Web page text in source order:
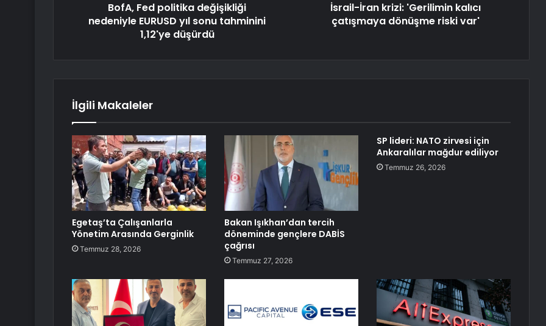
BofA, Fed politika değişikliği
nedeniyle EURUSD yıl sonu tahminini
1,12'ye düşürdü
İsrail-İran krizi: 'Gerilimin kalıcı
çatışmaya dönüşme riski var'
İlgili Makaleler
Egetaş’ta Çalışanlarla
Yönetim Arasında Gerginlik
Temmuz 28, 2026
Bakan Işıkhan’dan tercih
döneminde gençlere DABİS
çağrısı
Temmuz 27, 2026
SP lideri: NATO zirvesi için
Ankaralılar mağdur ediliyor
Temmuz 26, 2026